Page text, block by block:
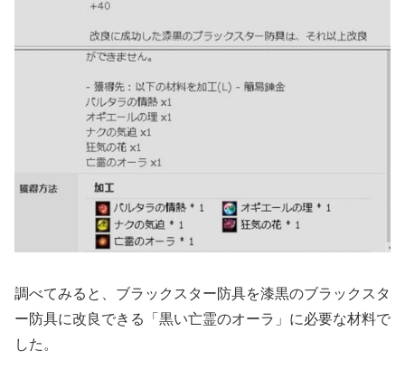
調べてみると、ブラックスター防具を漆黒のブラックスタ
ー防具に改良できる「黒い亡霊のオーラ」に必要な材料で
した。